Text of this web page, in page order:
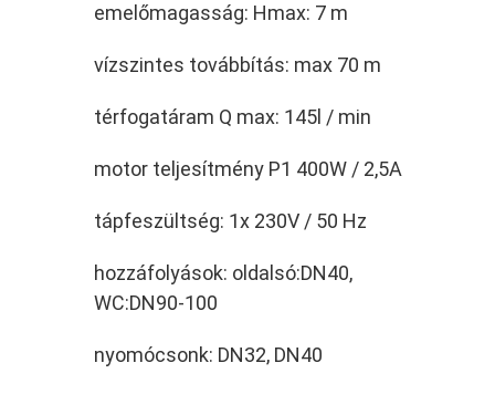
emelőmagasság: Hmax: 7 m
vízszintes továbbítás: max 70 m
térfogatáram Q max: 145l / min
motor teljesítmény P1 400W / 2,5A
tápfeszültség: 1x 230V / 50 Hz
hozzáfolyások: oldalsó:DN40,
WC:DN90-100
nyomócsonk: DN32, DN40